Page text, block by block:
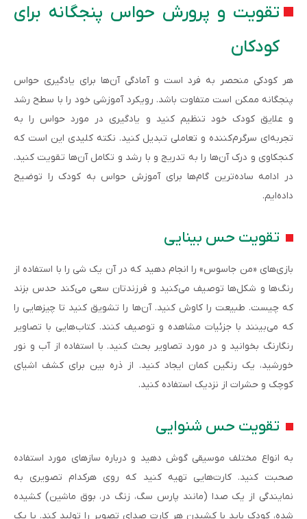
تقویت و پرورش حواس پنجگانه برای
کودکان
هر کودکی منحصر به فرد است و آمادگی آن‌ها برای یادگیری حواس
پنجگانه ممکن است متفاوت باشد. رویکرد آموزشی خود را با سطح رشد
و علایق کودک خود تنظیم کنید و یادگیری در مورد حواس را به
تجربه‌ای سرگرم‌کننده و تعاملی تبدیل کنید. نکته کلیدی این است که
کنجکاوی و درک آن‌ها را به تدریج و با رشد و تکامل آن‌ها تقویت کنید.
در ادامه ساده‌ترین گام‌ها برای آموزش حواس به کودک را توضیح
داده‌ایم.
تقویت حس بینایی
بازی‌های «من جاسوس» را انجام دهید که در آن یک شی را با استفاده از
رنگ‌ها و شکل‌ها توصیف می‌کنید و فرزندتان سعی می‌کند حدس بزند
که چیست. طبیعت را کاوش کنید. آن‌ها را تشویق کنید تا چیزهایی را
که می‌بینند با جزئیات مشاهده و توصیف کنند. کتاب‌هایی با تصاویر
رنگارنگ بخوانید و در مورد تصاویر بحث کنید. با استفاده از آب و نور
خورشید، یک رنگین کمان ایجاد کنید. از ذره بین برای کشف اشیای
کوچک و حشرات از نزدیک استفاده کنید.
تقویت حس شنوایی
به انواع مختلف موسیقی گوش دهید و درباره سازهای مورد استفاده
صحبت کنید. کارت‌هایی تهیه کنید که روی هرکدام تصویری به
نمایندگی از یک صدا (مانند پارس سگ، زنگ در، بوق ماشین) کشیده
شده، کودک باید با کشیدن هر کارت صدای تصویر را تولید کند. یا یک